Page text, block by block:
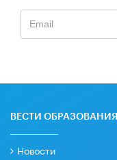
ВЕСТИ ОБРАЗОВАНИЯ
Новости